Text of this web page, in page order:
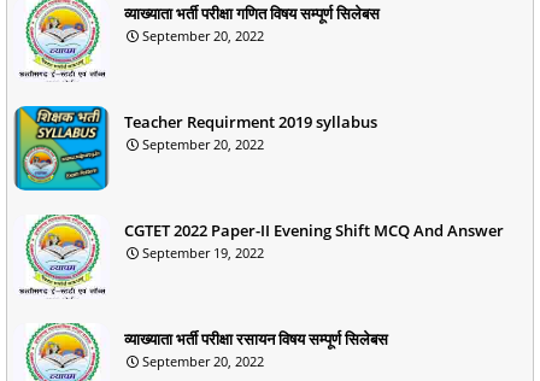
व्याख्याता भर्ती परीक्षा गणित विषय सम्पूर्ण सिलेबस
September 20, 2022
Teacher Requirment 2019 syllabus
September 20, 2022
CGTET 2022 Paper-II Evening Shift MCQ And Answer
September 19, 2022
व्याख्याता भर्ती परीक्षा रसायन विषय सम्पूर्ण सिलेबस
September 20, 2022